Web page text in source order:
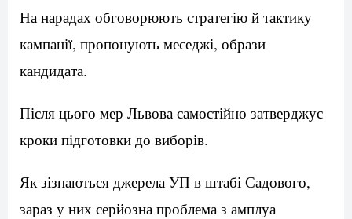
На нарадах обговорюють стратегію й тактику
кампанії, пропонують меседжі, образи
кандидата.
Після цього мер Львова самостійно затверджує
кроки підготовки до виборів.
Як зізнаються джерела УП в штабі Садового,
зараз у них серйозна проблема з амплуа